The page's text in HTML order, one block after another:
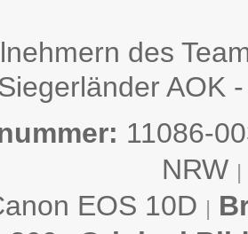
des
AOK
11086-
NRW |
EOS 10D |